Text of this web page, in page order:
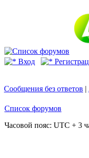
Вход
Сообщения без ответов |
Список форумов
Часовой пояс: UTC + 3